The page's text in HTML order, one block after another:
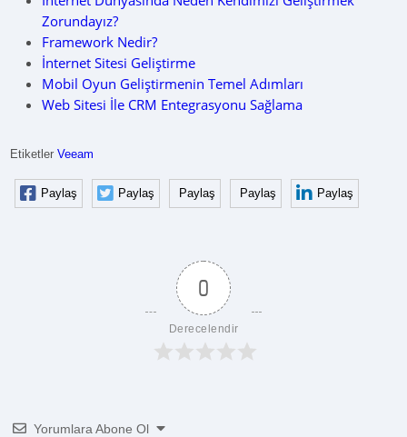
Zorundayız?
Framework Nedir?
İnternet Sitesi Geliştirme
Mobil Oyun Geliştirmenin Temel Adımları
Web Sitesi İle CRM Entegrasyonu Sağlama
EtiketlerVeeam
Paylaş Paylaş Paylaş Paylaş Paylaş
0
Derecelendir
Yorumlara Abone Ol